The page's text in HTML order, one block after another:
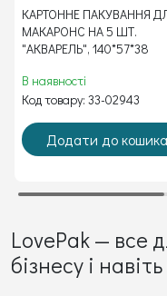
КАРТОННЕ ПАКУВАННЯ
МАКАРОНС НА 5 ШТ.
"АКВАРЕЛЬ", 140*57*38
В наявності
Код товару: 33-02943
Додати до кошика
LovePak — все
бізнесу і